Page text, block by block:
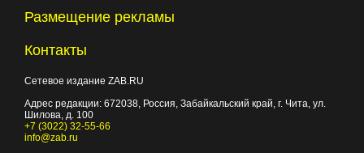
Размещение рекламы
Контакты
Сетевое издание ZAB.RU
Адрес редакции: 672038 , Россия, Забайкальский край, г. Чита ул.
Шилова, д. 100
+7 (3022) 32-55-66
info@zab.ru